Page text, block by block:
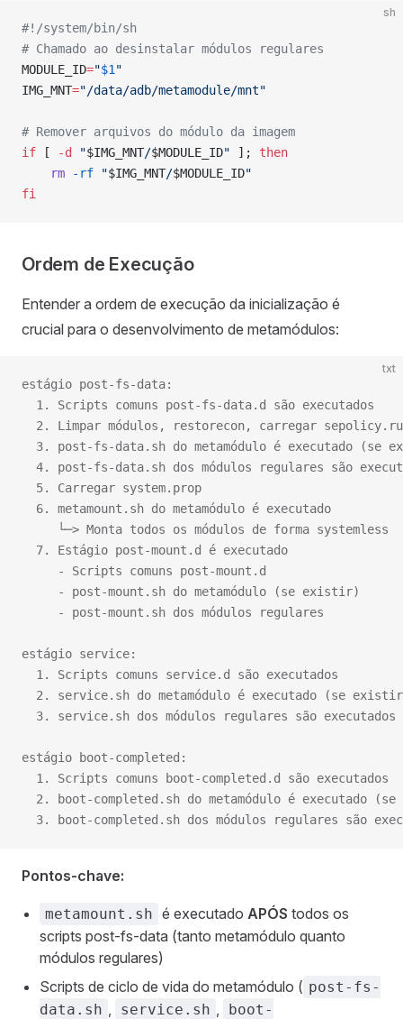
sh
#!/system/bin/sh
# Chamado ao desinstalar módulos regulares
MODULE_ID="$1 "
IMG_MNT="/data/adb/metamodule/mnt"
# Remover arquivos do módulo da imagem
if [ -d "$IMG_MNT/$MODULE_ID" ]; then
    rm
-rf "$IMG_MNT/$MODULE_ID"
fi
Ordem de Execução
Entender a ordem de execução da inicialização é
crucial para o desenvolvimento de metamódulos:
txt
estágio post-fs-data:
  1. Scripts comuns post-fs-data.d são executados
2. Limpar módulos, restorecon, carregar
3. post-fs-data.sh do metamódulo é executado (se
4. post-fs-data.sh dos módulos regulares são
  5. Carregar system.prop
  6. metamount.sh do metamódulo é executado
     └─> Monta todos os módulos de forma systemless
  7. Estágio post-mount.d é executado
     - Scripts comuns post-mount.d
     - post-mount.sh do metamódulo (se existir)
     - post-mount.sh dos módulos regulares
estágio service:
  1. Scripts comuns service.d são executados
2. service.sh do metamódulo é executado (se
  3. service.sh dos módulos regulares são executados
estágio boot-completed:
  1. Scripts comuns boot-completed.d são executados
2. boot-completed.sh do metamódulo é executado (se
3. boot-completed.sh dos módulos regulares são
Pontos-chave:
metamount.sh é executado APÓS todos os
scripts post-fs-data (tanto metamódulo quanto
módulos regulares)
Scripts de ciclo de vida do metamódulo ( post-fs-
data.sh , service.sh , boot-